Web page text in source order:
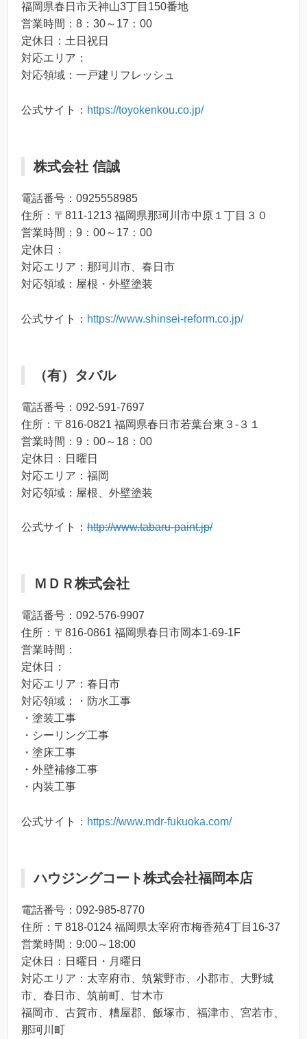
福岡県春日市天神山3丁目150番地
営業時間：8：30～17：00
定休日：土日祝日
対応エリア：
対応領域：一戸建リフレッシュ
公式サイト： https://toyokenkou.co.jp/
株式会社 信誠
電話番号：0925558985
住所：〒811-1213 福岡県那珂川市中原１丁目３０
営業時間：9：00～17：00
定休日：
対応エリア：那珂川市、春日市
対応領域：屋根・外壁塗装
公式サイト： https://www.shinsei-reform.co.jp/
（有）タバル
電話番号：092-591-7697
住所：〒816-0821 福岡県春日市若葉台東３-３１
営業時間：9：00～18：00
定休日：日曜日
対応エリア：福岡
対応領域：屋根、外壁塗装
公式サイト： http://www.tabaru-paint.jp/
ＭＤＲ株式会社
電話番号：092-576-9907
住所：〒816-0861 福岡県春日市岡本1-69-1F
営業時間：
定休日：
対応エリア：春日市
対応領域：・防水工事
・塗装工事
・シーリング工事
・塗床工事
・外壁補修工事
・内装工事
公式サイト： https://www.mdr-fukuoka.com/
ハウジングコート株式会社福岡本店
電話番号：092-985-8770
住所：〒818-0124 福岡県太宰府市梅香苑4丁目16-37
営業時間：9:00～18:00
定休日：日曜日・月曜日
対応エリア：太宰府市、筑紫野市、小郡市、大野城
市、春日市、筑前町、甘木市
福岡市、古賀市、糟屋郡、飯塚市、福津市、宮若市、
那珂川町